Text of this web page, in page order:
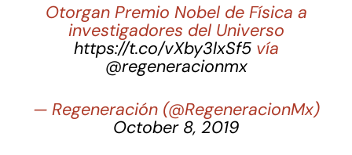
Otorgan Premio Nobel de Física a
investigadores del Universo
https://t.co/vXby3lxSf5vía
@regeneracionmx
— Regeneración (@RegeneracionMx)
October 8, 2019